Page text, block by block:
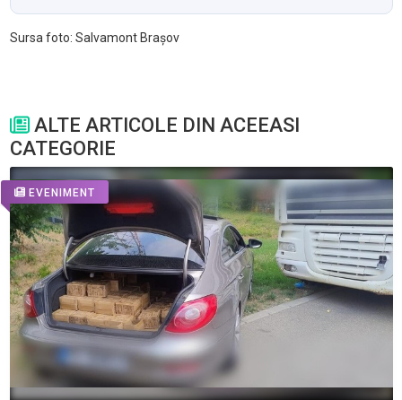
Sursa foto: Salvamont Brașov
ALTE ARTICOLE DIN ACEEASI
CATEGORIE
EVENIMENT